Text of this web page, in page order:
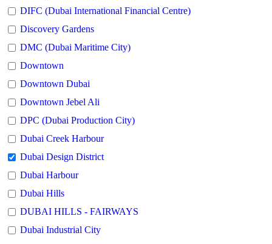
DIFC (Dubai International Financial Centre)
Discovery Gardens
DMC (Dubai Maritime City)
Downtown
Downtown Dubai
Downtown Jebel Ali
DPC (Dubai Production City)
Dubai Creek Harbour
Dubai Design District
Dubai Harbour
Dubai Hills
DUBAI HILLS - FAIRWAYS
Dubai Industrial City